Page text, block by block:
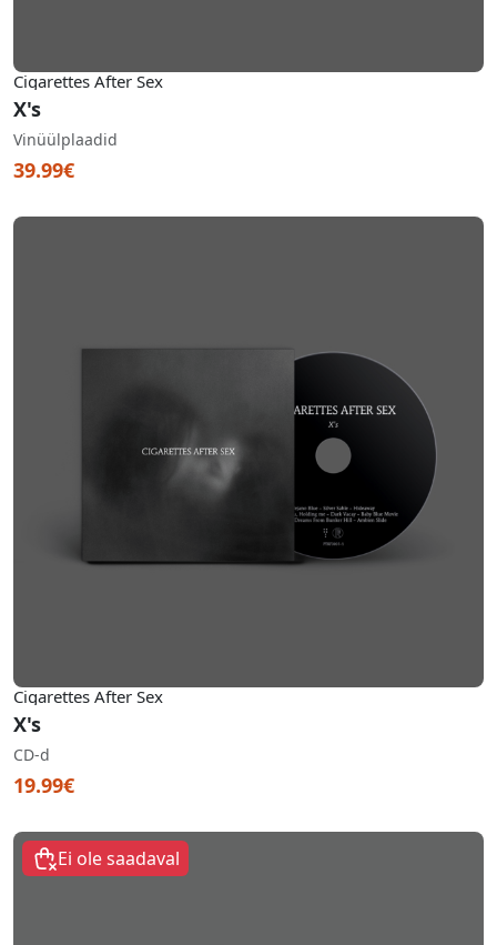
Cigarettes After Sex
X's
Vinüülplaadid
39.99€
Cigarettes After Sex
X's
CD-d
19.99€
Ei ole saadaval